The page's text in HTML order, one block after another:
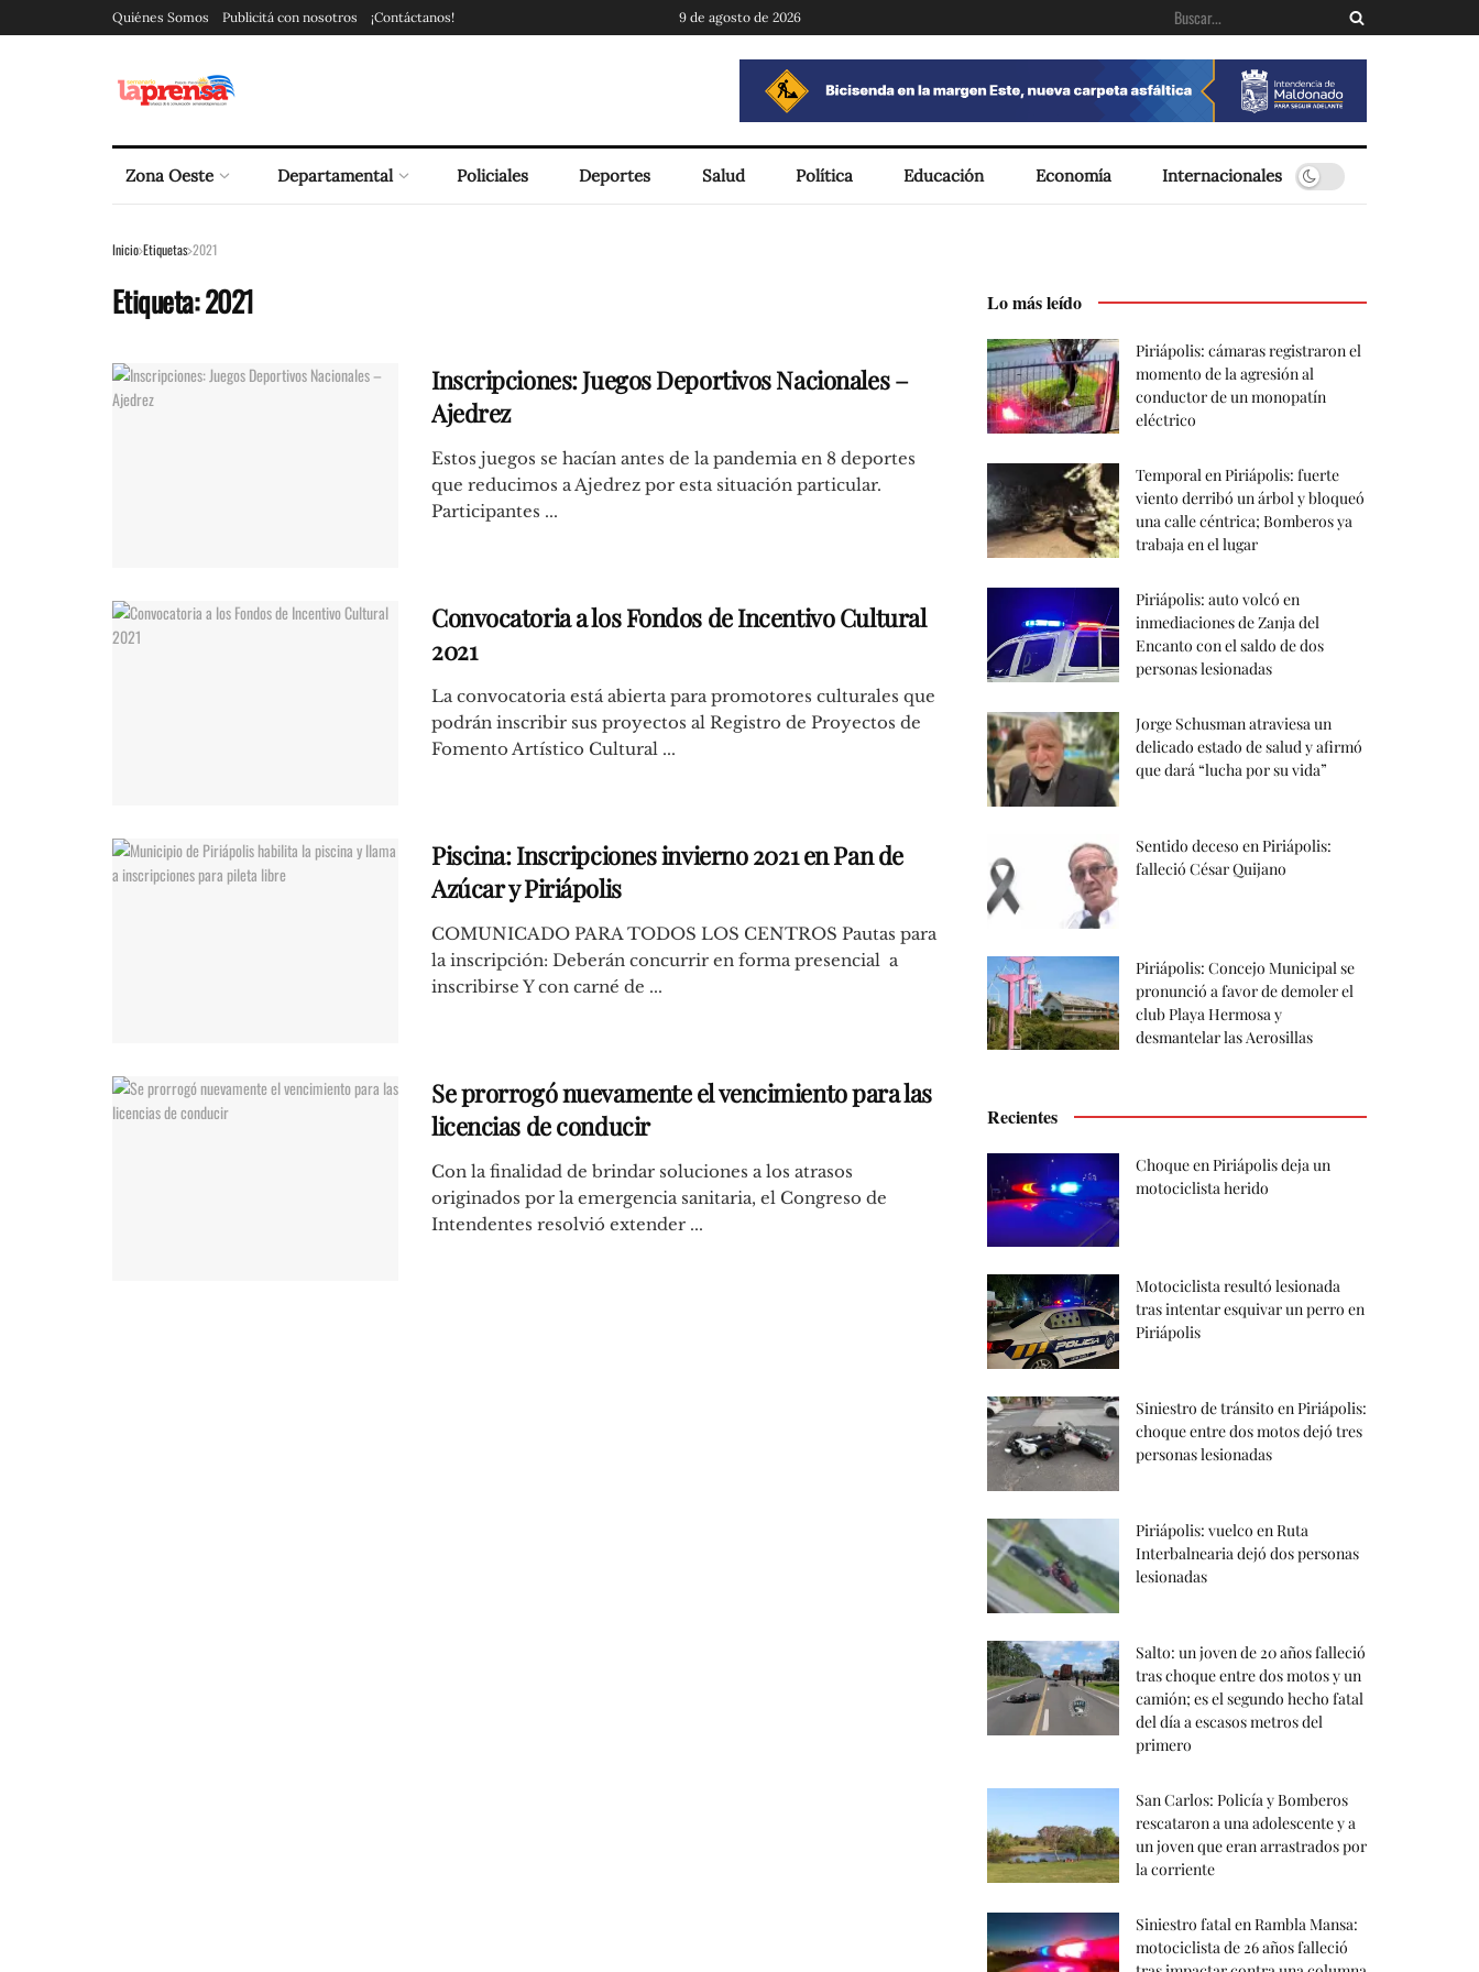
Quiénes Somos Publicitá con nosotros ¡Contáctanos! 9 de agosto de 2026
Zona Oeste Departamental Policiales Deportes Salud Política Educación Economía Internacionales
Inicio Etiquetas 2021
Etiqueta:2021
Inscripciones: Juegos Deportivos Nacionales –
Ajedrez
Estos juegos se hacían antes de la pandemia en 8 deportes
que reducimos a Ajedrez por esta situación particular.
Participantes ...
Convocatoria a los Fondos de Incentivo Cultural
2021
La convocatoria está abierta para promotores culturales que
podrán inscribir sus proyectos al Registro de Proyectos de
Fomento Artístico Cultural ...
Piscina: Inscripciones invierno 2021 en Pan de
Azúcar y Piriápolis
COMUNICADO PARA TODOS LOS CENTROS Pautas para
la inscripción: Deberán concurrir en forma presencial a
inscribirse Y con carné de ...
Se prorrogó nuevamente el vencimiento para las
licencias de conducir
Con la finalidad de brindar soluciones a los atrasos
originados por la emergencia sanitaria, el Congreso de
Intendentes resolvió extender ...
Lo más leído
Piriápolis: cámaras registraron el
momento de la agresión al
conductor de un monopatín
eléctrico
Temporal en Piriápolis: fuerte
viento derribó un árbol y bloqueó
una calle céntrica; Bomberos ya
trabaja en el lugar
Piriápolis: auto volcó en
inmediaciones de Zanja del
Encanto con el saldo de dos
personas lesionadas
Jorge Schusman atraviesa un
delicado estado de salud y afirmó
que dará “lucha por su vida”
Sentido deceso en Piriápolis:
falleció César Quijano
Piriápolis: Concejo Municipal se
pronunció a favor de demoler el
club Playa Hermosa y
desmantelar las Aerosillas
Recientes
Choque en Piriápolis deja un
motociclista herido
Motociclista resultó lesionada
tras intentar esquivar un perro en
Piriápolis
Siniestro de tránsito en Piriápolis:
choque entre dos motos dejó tres
personas lesionadas
Piriápolis: vuelco en Ruta
Interbalnearia dejó dos personas
lesionadas
Salto: un joven de 20 años falleció
tras choque entre dos motos y un
camión; es el segundo hecho fatal
del día a escasos metros del
primero
San Carlos: Policía y Bomberos
rescataron a una adolescente y a
un joven que eran arrastrados por
la corriente
Siniestro fatal en Rambla Mansa:
motociclista de 26 años falleció